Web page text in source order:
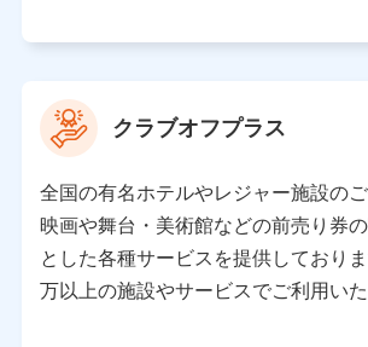
クラブオフプラス
全国の有名ホテルやレジャー施設の
映画や舞台・美術館などの前売り券
とした各種サービスを提供しており
万以上の施設やサービスでご利用いた